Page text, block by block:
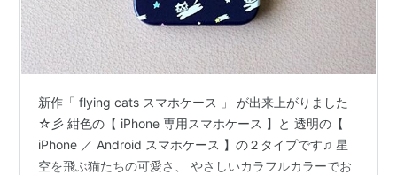
新作「 flying cats スマホケース 」 が出来上がりました
☆彡 紺色の【 iPhone 専用スマホケース 】と 透明の【
iPhone ／ Android スマホケース 】の２タイプです♫ 星
空を飛ぶ猫たちの可愛さ、 やさしいカラフルカラーでお